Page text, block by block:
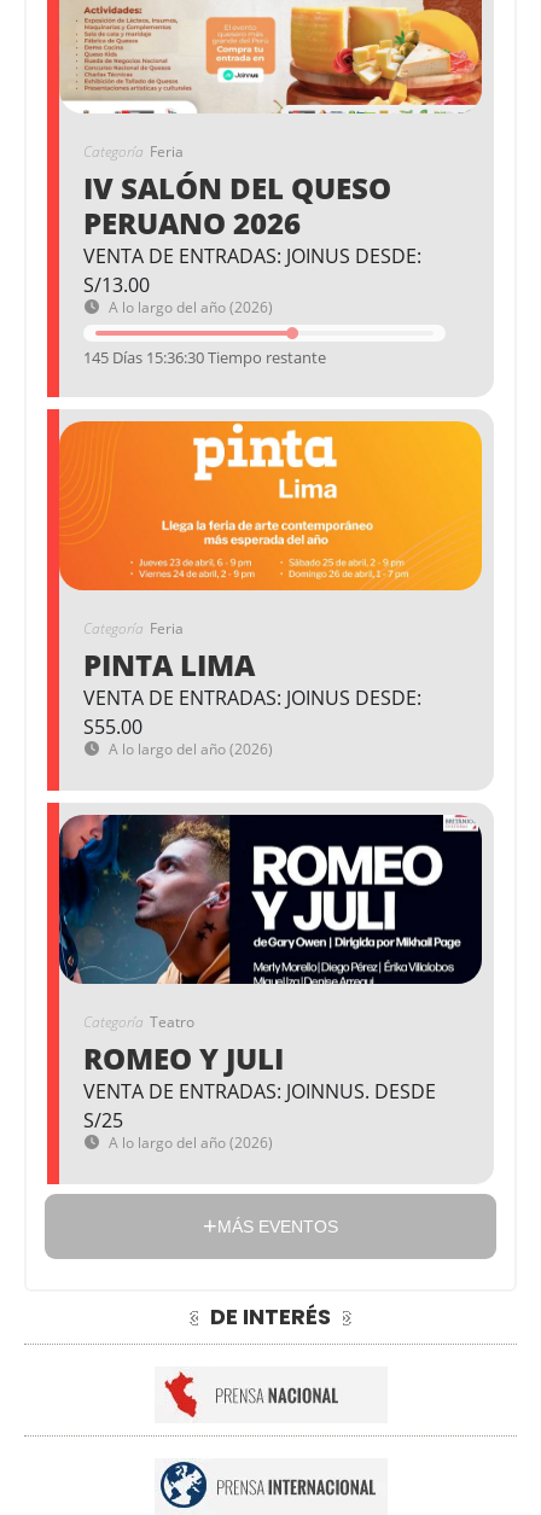
Categoría Feria
IV SALÓN DEL QUESO
PERUANO 2026
VENTA DE ENTRADAS: JOINUS DESDE:
S/13.00
A lo largo del año (2026)
145 Días 15:36:30 Tiempo restante
Categoría Feria
PINTA LIMA
VENTA DE ENTRADAS: JOINUS DESDE:
S55.00
A lo largo del año (2026)
Categoría Teatro
ROMEO Y JULI
VENTA DE ENTRADAS: JOINNUS. DESDE
S/25
A lo largo del año (2026)
MÁS EVENTOS
DE INTERÉS